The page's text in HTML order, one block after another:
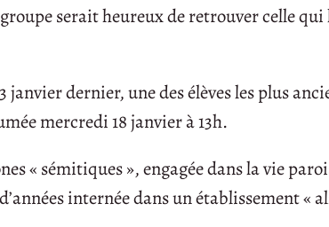
serait heureux de retrouver celle
janvier dernier, une des élèves les plus
mercredi 18 janvier à 13h.
« sémitiques », engagée dans la vie
internée dans un établissement «